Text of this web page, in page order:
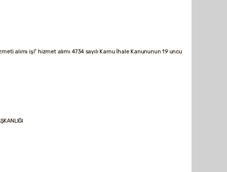
alımı işi” hizmet alımı 4734 sayılı Kamu İhale Kanununun 19 uncu